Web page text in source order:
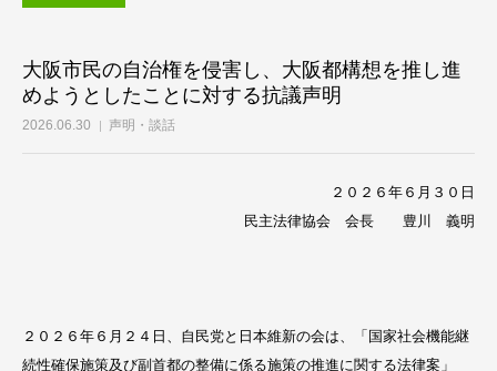
大阪市民の自治権を侵害し、大阪都構想を推し進
めようとしたことに対する抗議声明
2026.06.30 声明・談話
２０２６年６月３０日
民主法律協会 会長 豊川 義明
２０２６年６月２４日、自民党と日本維新の会は、「国家社会機能継
続性確保施策及び副首都の整備に係る施策の推進に関する法律案」